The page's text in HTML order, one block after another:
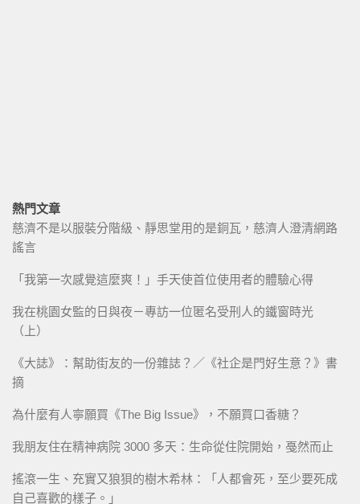
熱門文章
慈濟不是以服裝分階級、靜思堂用的是銅瓦，慈濟人澄清網路
謠言
「我第一次感覺這麼爽！」手天使首位使用者的體驗心得
我在桃園女監的日與夜－專訪一位匿名受刑人的鐵窗時光
（上）
《大誌》：幫助街友的一份雜誌？／《社企是門好生意？》書
摘
為什麼有人寧願買《The Big Issue》，不願買口香糖？
我朋友住在精神病院 3000 多天：生命從住院開始，戞然而止
搖滾一生、充實又狼狽的樹木希林：「人都會死，至少要死成
自己喜歡的樣子。」